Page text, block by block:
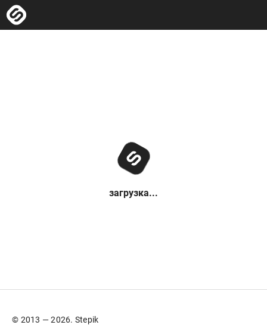
загрузка...
© 2013 — 2026. Stepik